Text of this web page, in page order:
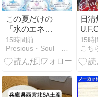
Loopへのパラ
ダイムシフト
この夏だけの
「水のエネル
ギーが映し出
す、あなたへ
のメッセー
15時間前
日清
皮
ばぱ
15時